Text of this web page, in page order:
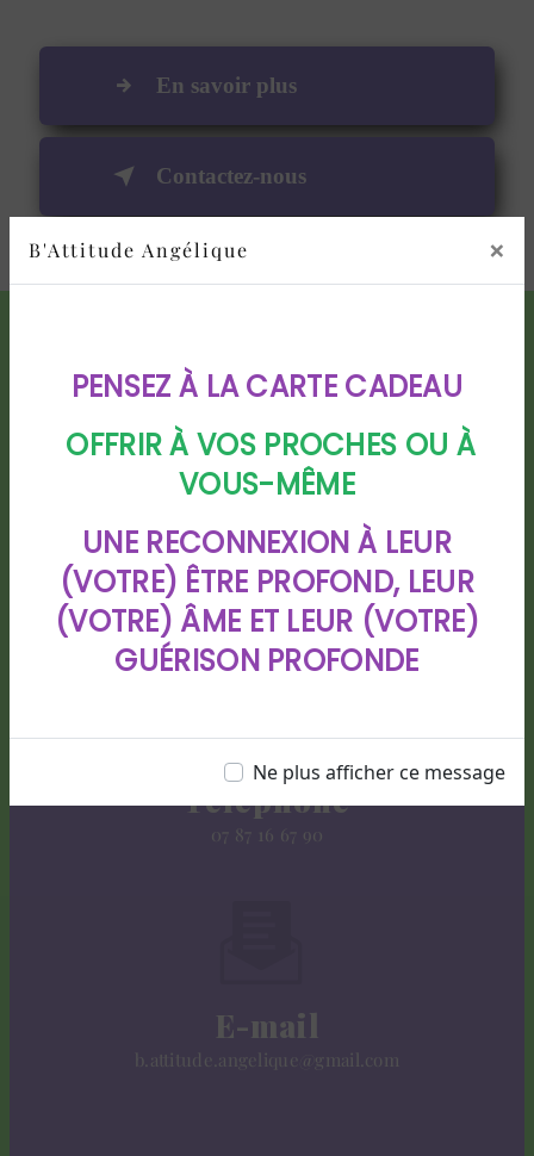
B'Attitude Angélique ×
PENSEZ À LA CARTE CADEAU
OFFRIR À VOS PROCHES OU À
VOUS-MÊME
UNE RECONNEXION À LEUR
(VOTRE) ÊTRE PROFOND, LEUR
(VOTRE) ÂME ET LEUR (VOTRE)
GUÉRISON PROFONDE
Ne plus afficher ce message
En savoir plus
Contactez-nous
Adresse
88 chemin de Bigarre lotissement
CHIOULEBEN, 40280 HAUT MAUCO
Téléphone
07 87 16 67 90
E-mail
b.attitude.angelique@gmail.com